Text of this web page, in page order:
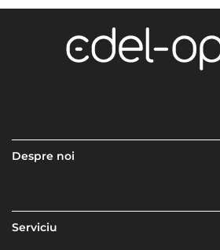
Despre noi
Serviciu